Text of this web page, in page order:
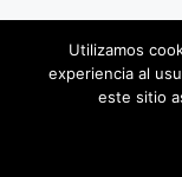
Utilizamos
experiencia al
este sitio